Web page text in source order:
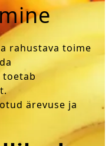
rahustava toime
ärevuse ja